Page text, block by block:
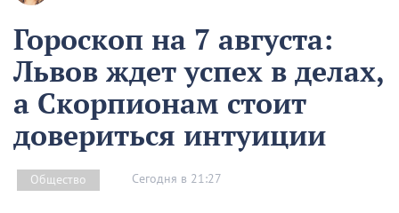
Гороскоп на 7 августа:
Львов ждет успех в делах,
а Скорпионам стоит
довериться интуиции
Общество Сегодня в 21:27